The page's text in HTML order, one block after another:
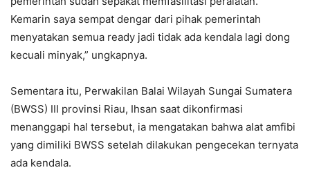
Kemarin saya sempat dengar dari pihak pemerintah
menyatakan semua ready jadi tidak ada kendala lagi dong
kecuali minyak,” ungkapnya.
Sementara itu, Perwakilan Balai Wilayah Sungai Sumatera
(BWSS) III provinsi Riau, Ihsan saat dikonfirmasi
menanggapi hal tersebut, ia mengatakan bahwa alat amfibi
yang dimiliki BWSS setelah dilakukan pengecekan ternyata
ada kendala.